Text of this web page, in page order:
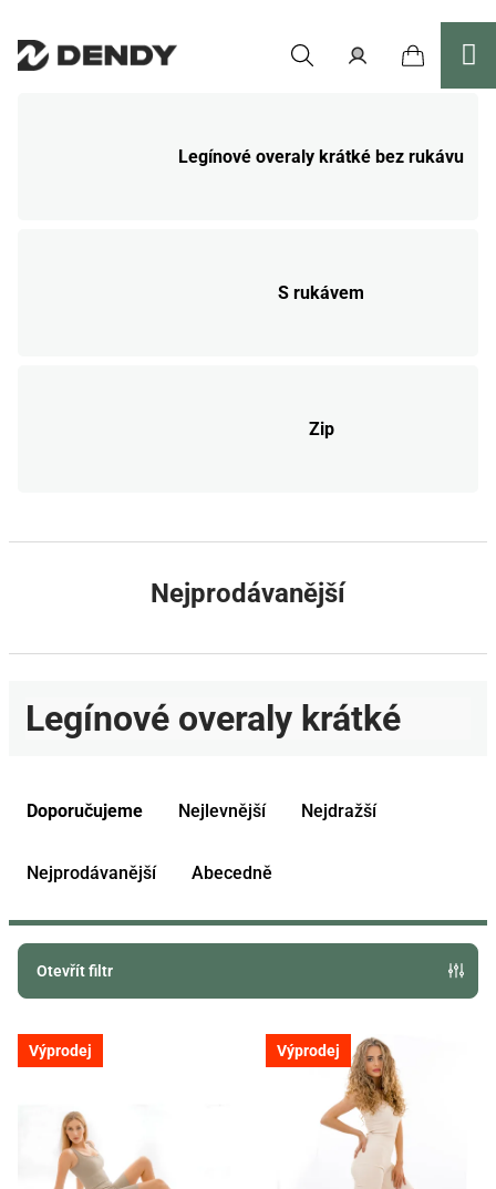
obsah
Nákupní
košík
Legínové overaly krátké bez rukávu
S rukávem
Zip
Nejprodávanější
Legínové overaly krátké
í
o
Doporučujeme Nejlevnější Nejdražší
Nejprodávanější Abecedně
Otevřít filtr
V
ý Výprodej Výprodej